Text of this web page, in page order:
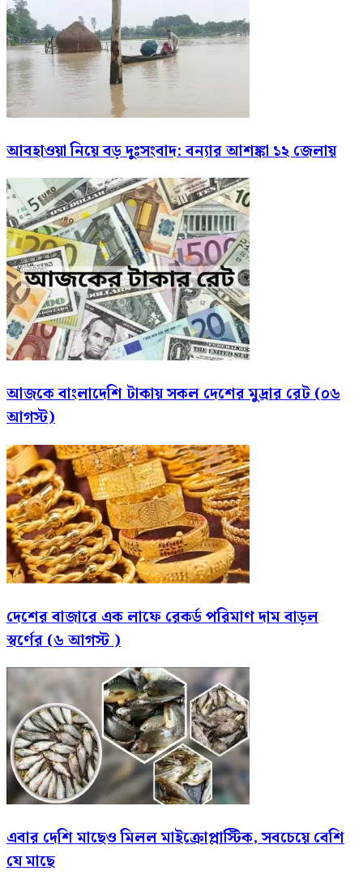
আবহাওয়া নিয়ে বড় দুঃসংবাদ: বন্যার আশঙ্কা ১২ জেলায়
আজকে বাংলাদেশি টাকায় সকল দেশের মুদ্রার রেট (০৬
আগস্ট)
দেশের বাজারে এক লাফে রেকর্ড পরিমাণ দাম বাড়ল
স্বর্ণের (৬ আগস্ট )
এবার দেশি মাছেও মিলল মাইক্রোপ্লাস্টিক, সবচেয়ে বেশি
যে মাছে